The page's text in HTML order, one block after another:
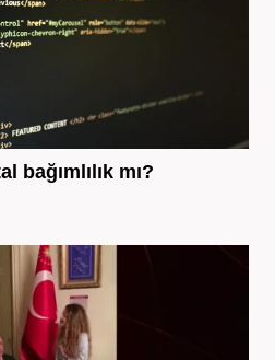
bağımlılık mı?